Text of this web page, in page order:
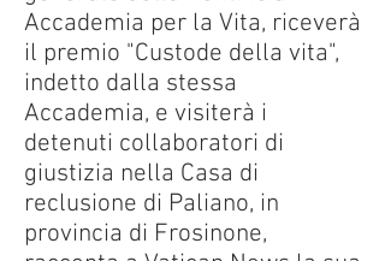
Accademia per la Vita, riceverà
il premio "Custode della vita",
indetto dalla stessa
Accademia, e visiterà i
detenuti collaboratori di
giustizia nella Casa di
reclusione di Paliano, in
provincia di Frosinone,